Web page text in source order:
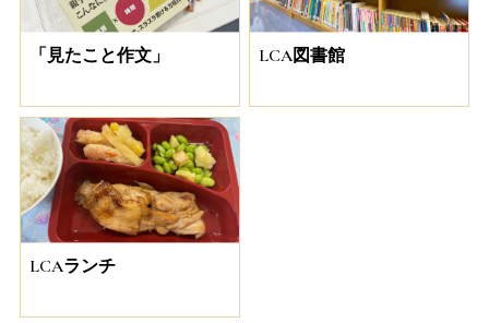
「見たこと作文」 LCA図書館
LCAランチ